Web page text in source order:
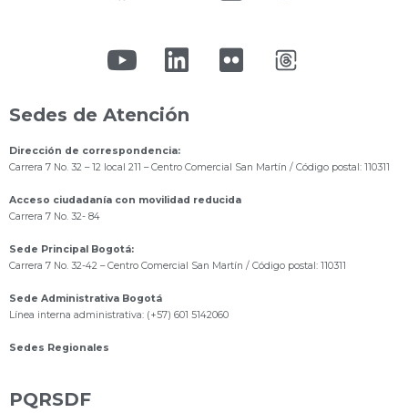
Sedes de Atención
Dirección de correspondencia:
Carrera 7 No. 32 – 12 local 211 – Centro Comercial San Martín / Código postal: 110311
Acceso ciudadanía con movilidad reducida
Carrera 7 No. 32- 84
Sede Principal Bogotá:
Carrera 7 No. 32-42 – Centro Comercial San Martín / Código postal: 110311
Sede Administrativa Bogotá
Línea interna administrativa: (+57) 601 5142060
Sedes Regionales
PQRSDF